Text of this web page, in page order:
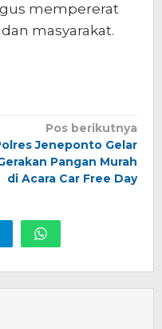
mempererat
masyarakat.
Pos berikutnya
Jeneponto Gelar
Pangan Murah
di Acara Car Free Day